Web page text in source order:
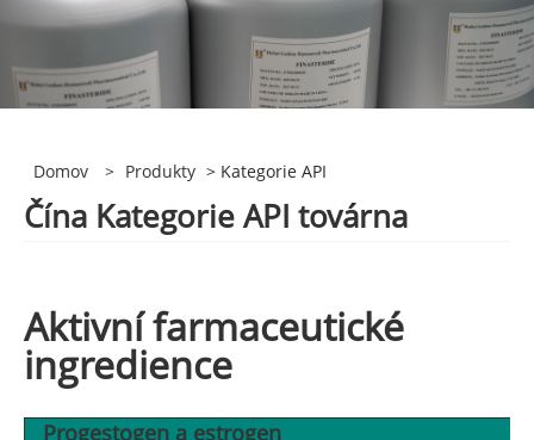
Domov > Produkty > Kategorie API
Čína Kategorie API továrna
Aktivní farmaceutické
ingredience
Progestogen a estrogen